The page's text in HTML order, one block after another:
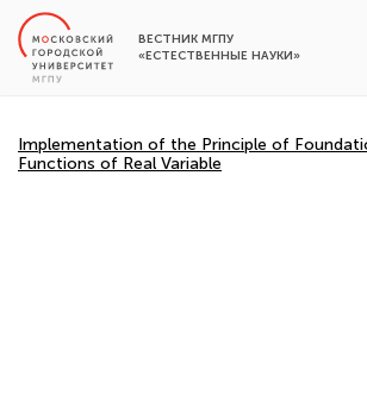
ВЕСТНИК МГПУ
«ЕСТЕСТВЕННЫЕ НАУКИ»
Implementation of the Principle of
Functions of Real Variable